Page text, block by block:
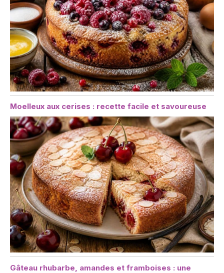
Moelleux aux cerises : recette facile et savoureuse
Gâteau rhubarbe, amandes et framboises : une